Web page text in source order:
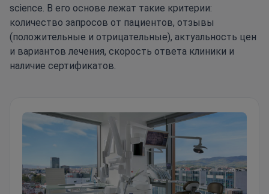
science. В его основе лежат такие критерии:
количество запросов от пациентов, отзывы
(положительные и отрицательные), актуальность цен
и вариантов лечения, скорость ответа клиники и
наличие сертификатов.